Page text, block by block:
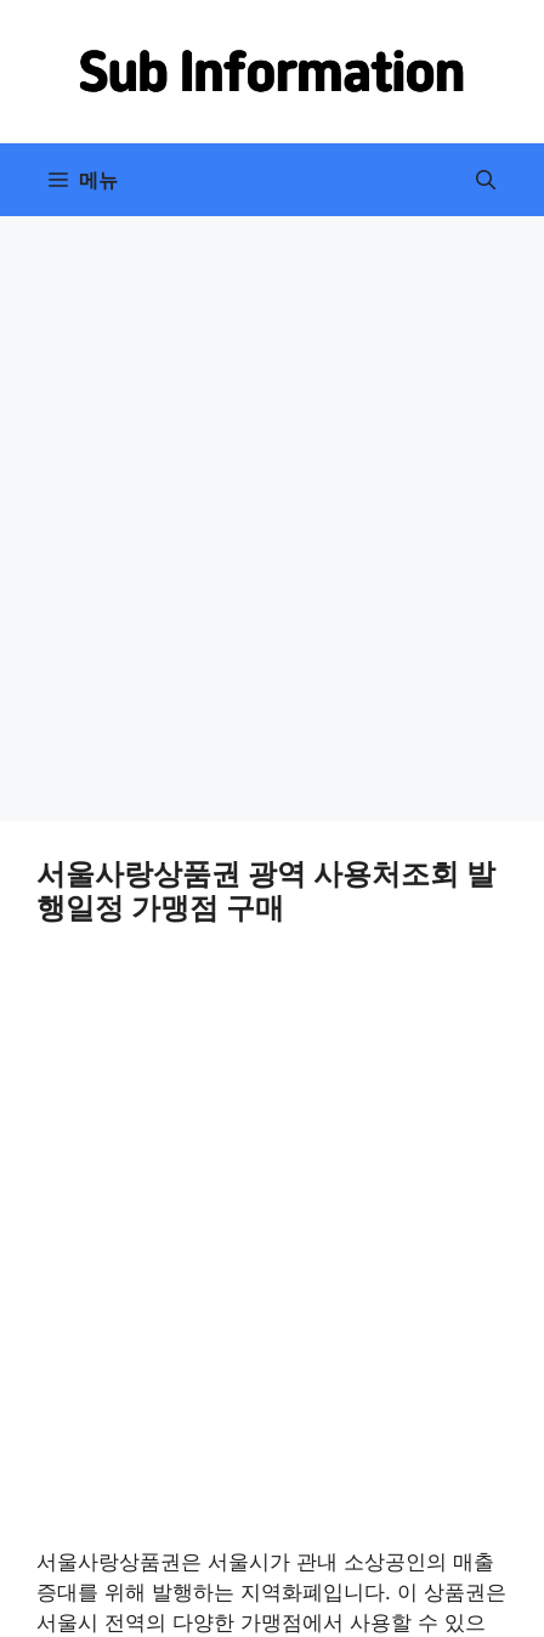
메뉴
서울사랑상품권 광역 사용처조회 발
행일정 가맹점 구매
서울사랑상품권은 서울시가 관내 소상공인의 매출
증대를 위해 발행하는 지역화폐입니다. 이 상품권은
서울시 전역의 다양한 가맹점에서 사용할 수 있으